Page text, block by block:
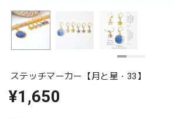
ステッチマーカー【月と星・33】
¥1,650